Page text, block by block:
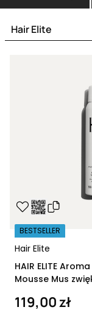
Hair Elite
Hair Elite
BESTSELLER
HAIR ELITE
Mousse Mus
119,00 zł